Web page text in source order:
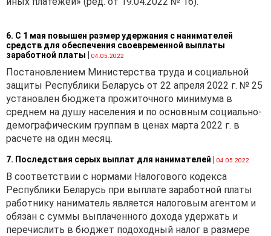
6. С 1 мая повышен размер удержания с нанимателей
средств для обеспечения своевременной выплаты
заработной платы | 04.05.2022
Постановлением Министерства труда и социальной
защиты Республики Беларусь от 22 апреля 2022 г. № 25
установлен бюджета прожиточного минимума в
среднем на душу населения и по основным социально-
демографическим группам в ценах марта 2022 г. в
расчете на один месяц.
7. Последствия серых выплат для нанимателей | 04.05.2022
В соответствии с нормами Налогового кодекса
Республики Беларусь при выплате заработной платы
работнику наниматель является налоговым агентом и
обязан с суммы выплаченного дохода удержать и
перечислить в бюджет подоходный налог в размере